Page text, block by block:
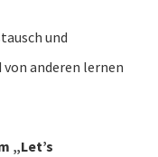
und
anderen lernen
„Let’s